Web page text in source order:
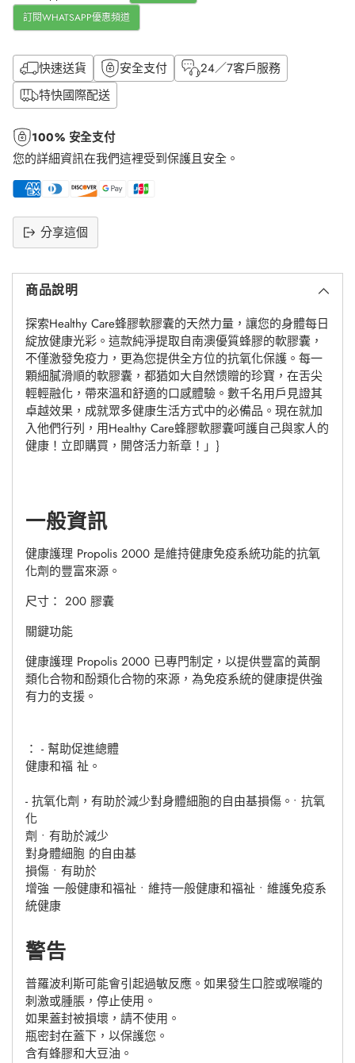
訂閱WHATSAPP優惠頻道
快速送貨 安全支付
24／7客戶服務
特快國際配送
100% 安全支付
您的詳細資訊在我們這裡受到保護且安全。
分享這個
產
商品說明
探索Healthy Care蜂膠軟膠囊的天然力量，讓您的身體每日
綻放健康光彩。這款純淨提取自南澳優質蜂膠的軟膠囊，
不僅激發免疫力，更為您提供全方位的抗氧化保護。每一
顆細膩滑順的軟膠囊，都猶如大自然馈贈的珍寶，在舌尖
輕輕融化，帶來溫和舒適的口感體驗。數千名用戶見證其
卓越效果，成就眾多健康生活方式中的必備品。現在就加
入他們行列，用Healthy Care蜂膠軟膠囊呵護自己與家人的
健康！立即購買，開啓活力新章！」}
一般資訊
健康護理 Propolis 2000 是維持健康免疫系統功能的抗氧
化劑的豐富來源。
尺寸： 200 膠囊
關鍵功能
健康護理 Propolis 2000 已專門制定，以提供豐富的黃酮
類化合物和酚類化合物的來源，為免疫系統的健康提供強
有力的支援。
： - 幫助促進總體
健康和福 祉。
- 抗氧化劑，有助於減少對身體細胞的自由基損傷。• 抗氧
化
劑 • 有助於減少
對身體細胞 的自由基
損傷 • 有助於
增強 一般健康和福祉 • 維持一般健康和福祉 • 維護免疫系
統健康
警告
普羅波利斯可能會引起過敏反應。如果發生口腔或喉嚨的
刺激或腫脹，停止使用。
如果蓋封被損壞，請不使用。
瓶密封在蓋下，以保護您。
含有蜂膠和大豆油。